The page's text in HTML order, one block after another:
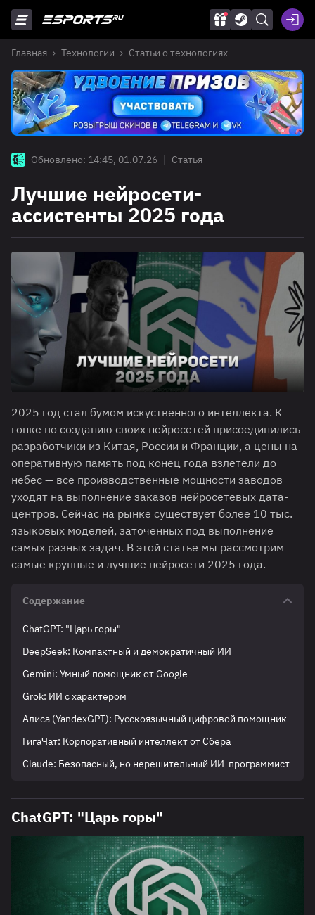
Главная Технологии Статьи о технологиях
Обновлено: 14:45, 01.07.26 | Статья
Лучшие нейросети-
ассистенты 2025 года
2025 год стал бумом искуственного интеллекта. К
гонке по созданию своих нейросетей присоединились
разработчики из Китая, России и Франции, а цены на
оперативную память под конец года взлетели до
небес — все производственные мощности заводов
уходят на выполнение заказов нейросетевых дата-
центров. Сейчас на рынке существует более 10 тыс.
языковых моделей, заточенных под выполнение
самых разных задач. В этой статье мы рассмотрим
самые крупные и лучшие нейросети 2025 года.
Содержание
ChatGPT: "Царь горы"
DeepSeek: Компактный и демократичный ИИ
Gemini: Умный помощник от Google
Grok: ИИ с характером
Алиса (YandexGPT): Русскоязычный цифровой помощник
ГигаЧат: Корпоративный интеллект от Сбера
Claude: Безопасный, но нерешительный ИИ-программист
ChatGPT: "Царь горы"